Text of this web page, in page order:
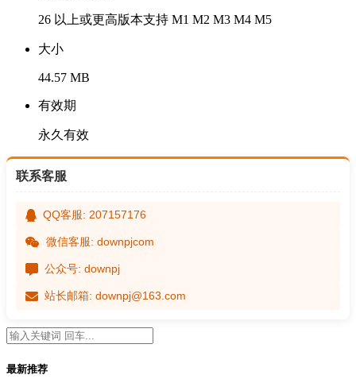
26 以上或更高版本支持 M1 M2 M3 M4 M5
大小
44.57 MB
有效期
永久有效
联系客服
QQ客服: 207157176
微信客服: downpjcom
公众号: downpj
站长邮箱: downpj@163.com
最新推荐